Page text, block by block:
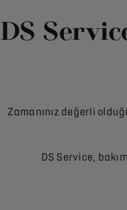
DS
Zamanınız değerli
DS Service,